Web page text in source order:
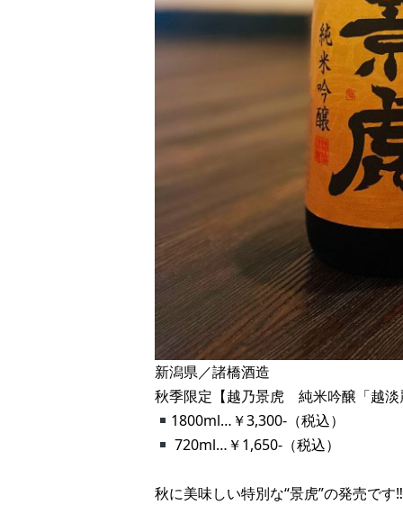
新潟県／諸橋酒造
秋季限定【越乃景虎 純米吟醸「越淡
1800ml…￥3,300-（税込）
720ml…￥1,650-（税込）
秋に美味しい特別な“景虎”の発売です‼︎